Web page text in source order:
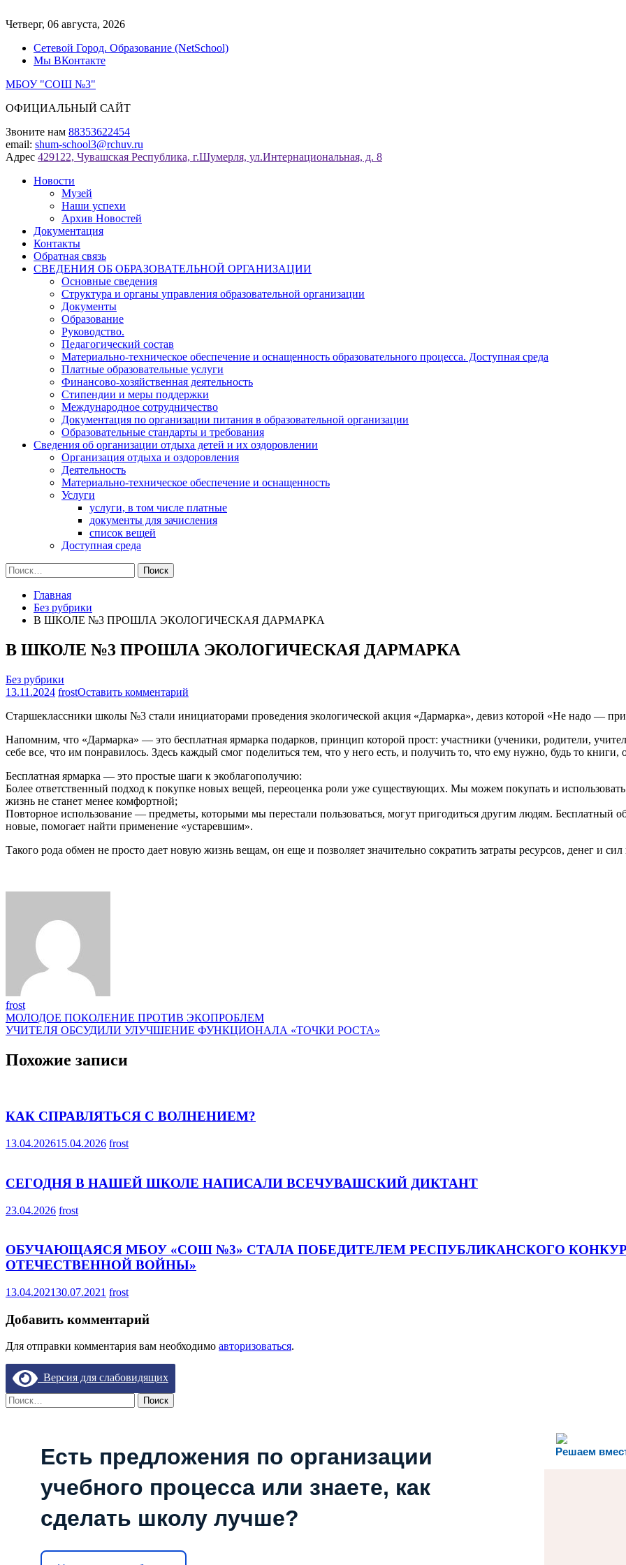
к
Четверг, 06 августа, 2026
Сетевой Город. Образование (NetSchool)
Мы ВКонтакте
МБОУ "СОШ №3"
ОФИЦИАЛЬНЫЙ САЙТ
Звоните нам 88353622454
email: shum-school3@rchuv.ru
Адрес 429122, Чувашская Республика, г.Шумерля, ул.Интернациональная, д. 8
Новости
Музей
Наши успехи
Архив Новостей
Документация
Контакты
Обратная связь
СВЕДЕНИЯ ОБ ОБРАЗОВАТЕЛЬНОЙ ОРГАНИЗАЦИИ
Основные сведения
Структура и органы управления образовательной организации
Документы
Образование
Руководство.
Педагогический состав
Материально-техническое обеспечение и оснащенность образовательного процесса. Доступная среда
Платные образовательные услуги
Финансово-хозяйственная деятельность
Стипендии и меры поддержки
Международное сотрудничество
Документация по организации питания в образовательной организации
Образовательные стандарты и требования
Сведения об организации отдыха детей и их оздоровлении
Организация отдыха и оздоровления
Деятельность
Материально-техническое обеспечение и оснащенность
Услуги
услуги, в том числе платные
документы для зачисления
список вещей
Доступная среда
Найти:
Главная
Без рубрики
В ШКОЛЕ №3 ПРОШЛА ЭКОЛОГИЧЕСКАЯ ДАРМАРКА
В ШКОЛЕ №3 ПРОШЛА ЭКОЛОГИЧЕСКАЯ ДАРМАРКА
Без рубрики
13.11.2024 frostОставить комментарий
ШКОЛЕ
ПРОШЛА
ЭКОЛОГИЧЕСКАЯ
Старшеклассники школы №3 стали инициаторами проведения экологической акция «Дармарка», девиз которой «Не надо —
Напомним, что «Дармарка» — это бесплатная ярмарка подарков, принцип которой прост: участники (ученики, родители,
себе все, что им понравилось. Здесь каждый смог поделиться тем, что у него есть, и получить то, что ему нужно, будь то
Бесплатная ярмарка — это простые шаги к экоблагополучию:
Более ответственный подход к покупке новых вещей, переоценка роли уже существующих. Мы можем покупать и
жизнь не станет менее комфортной;
Повторное использование — предметы, которыми мы перестали пользоваться, могут пригодиться другим людям. Бесплатный
новые, помогает найти применение «устаревшим».
Такого рода обмен не просто дает новую жизнь вещам, он еще и позволяет значительно сократить затраты ресурсов, денег и
frost
Навигация
по
записям
МОЛОДОЕ ПОКОЛЕНИЕ ПРОТИВ ЭКОПРОБЛЕМ
УЧИТЕЛЯ ОБСУДИЛИ УЛУЧШЕНИЕ ФУНКЦИОНАЛА «ТОЧКИ РОСТА»
Похожие записи
КАК СПРАВЛЯТЬСЯ С ВОЛНЕНИЕМ?
13.04.202615.04.2026 frost
СЕГОДНЯ В НАШЕЙ ШКОЛЕ НАПИСАЛИ ВСЕЧУВАШСКИЙ ДИКТАНТ
23.04.2026 frost
ОБУЧАЮЩАЯСЯ МБОУ «СОШ №3» СТАЛА ПОБЕДИТЕЛЕМ РЕСПУБЛИКАНСКОГО
ОТЕЧЕСТВЕННОЙ ВОЙНЫ»
13.04.202130.07.2021 frost
Добавить комментарий
Для отправки комментария вам необходимо авторизоваться.
Версия для слабовидящих
Найти:
Решаем
Есть предложения по организации
учебного процесса или знаете, как
сделать школу лучше?